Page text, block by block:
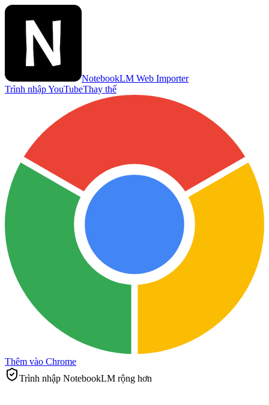
NotebookLM Web Importer
Trình nhập YouTubeThay thế
Thêm vào Chrome
Trình nhập NotebookLM rộng hơn